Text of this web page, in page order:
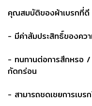
คุณสมบัติของผ้าเบรกที่ดี
- มีค่าสัมประสิทธิ์ของคว
- ทนทานต่อการสึกหรอ
กัดกร่อน
- สามารถชดเชยการเบร